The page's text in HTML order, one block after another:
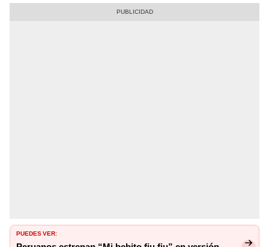
PUEDES VER: